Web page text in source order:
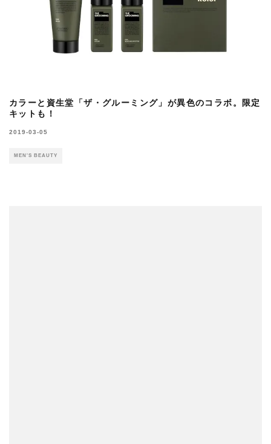
カラーと資生堂「ザ・グルーミング」が異色のコラボ。限定
キットも！
2019-03-05
MEN'S BEAUTY